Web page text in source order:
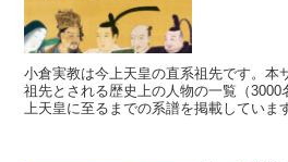
小倉実教は今上天皇の直系祖先です。本
祖先とされる歴史上の人物の一覧（
上天皇に至るまでの系譜を掲載していま